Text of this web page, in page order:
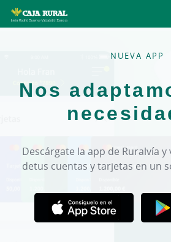
contentt
NUEVA APP
Nos
Descárgate la app de Ruralvía y
detus cuentas y tarjetas en un